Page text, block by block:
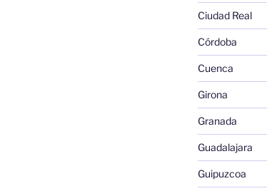
Ciudad Real
Córdoba
Cuenca
Girona
Granada
Guadalajara
Guipuzcoa